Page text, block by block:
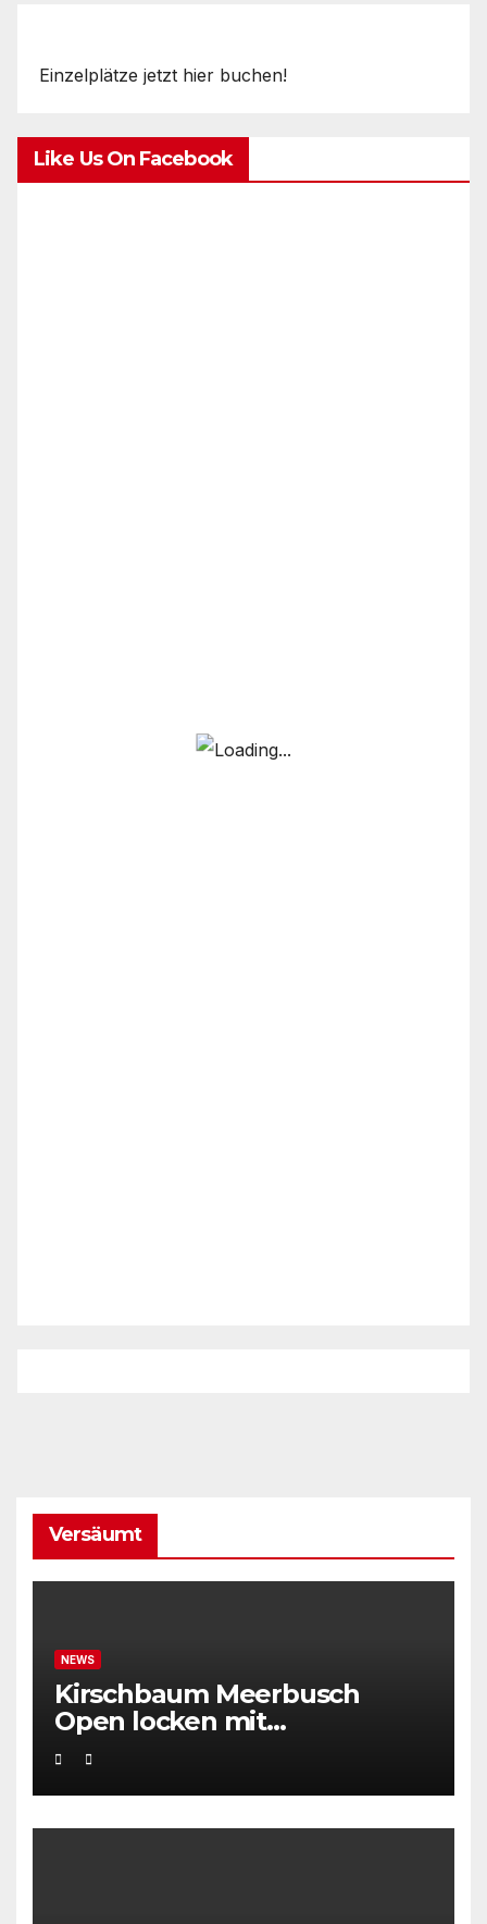
Einzelplätze jetzt hier buchen!
Like Us On Facebook
Versäumt
NEWS
Kirschbaum Meerbusch
Open locken mit
Weltklassetennis